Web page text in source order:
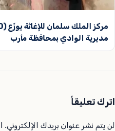
مديرية الوادي بمحافظة مأرب
اترك تعليقاً
لن يتم نشر عنوان بريدك الإلكتروني.